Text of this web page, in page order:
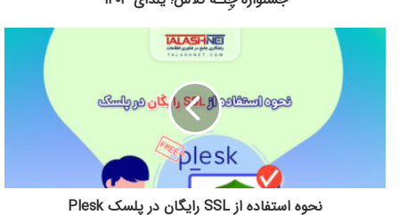
نحوه استفاده از SSL رایگان در پلسک Plesk